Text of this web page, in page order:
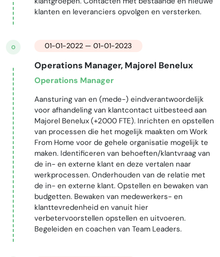
klanten en leveranciers opvolgen en versterken.
O 01-01-2022 — 01-01-2023
Operations Manager, Majorel Benelux
Operations Manager
Aansturing van en (mede-) eindverantwoordelijk
voor afhandeling van klantcontact uitbesteed aan
Majorel Benelux (+2000 FTE). Inrichten en opstellen
van processen die het mogelijk maakten om Work
From Home voor de gehele organisatie mogelijk te
maken. Identificeren van behoeften/klantvraag van
de in- en externe klant en deze vertalen naar
werkprocessen. Onderhouden van de relatie met
de in- en externe klant. Opstellen en bewaken van
budgetten. Bewaken van medewerkers- en
klanttevredenheid en vanuit hier
verbetervoorstellen opstellen en uitvoeren.
Begeleiden en coachen van Team Leaders.